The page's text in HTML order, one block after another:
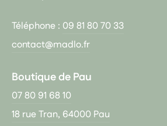
Téléphone : 09 81 80 70 33
contact@madlo.fr
Boutique de Pau
07 80 91 68 10
18 rue Tran, 64000 Pau